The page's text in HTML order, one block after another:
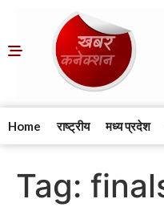
Home राष्ट्रीय मध्य प्रदेश
Tag: